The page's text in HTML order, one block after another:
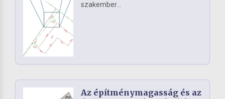
szakember...
Az építménymagasság és az